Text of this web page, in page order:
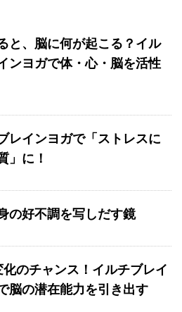
と、脳に何が起こる？イル
ンヨガで体・心・脳を活性
レインヨガで「ストレスに
」に！
の好不調を写しだす鏡
化のチャンス！イルチブレイ
脳の潜在能力を引き出す